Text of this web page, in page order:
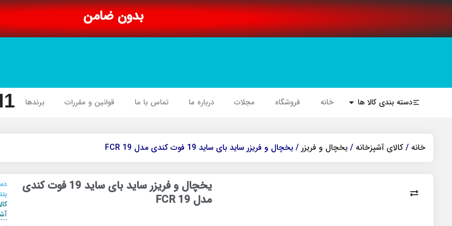
بدون ضامن
دسته بندی کالا ها خانه فروشگاه مجلات درباره ما تماس با ما قوانین و مقررات برندها
خانه / کالای آشپزخانه / یخچال و فریزر / یخچال و فریزر ساید بای ساید 19 فوت کندی مدل FCR 19
یخچال و فریزر ساید بای ساید 19 فوت کندی
مدل FCR 19